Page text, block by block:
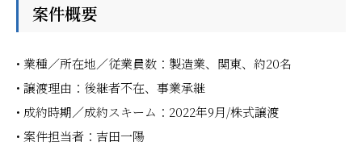
案件概要
• 業種／所在地／従業員数：製造業、関東、約20名
• 譲渡理由：後継者不在、事業承継
• 成約時期／成約スキーム：2022年9月/株式譲渡
• 案件担当者：吉田一陽